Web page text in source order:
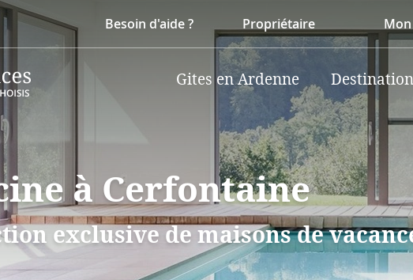
Besoin d'aide ? Propriétaire
Gites en Ardenne
à Cerfontaine
exclusive de maisons de